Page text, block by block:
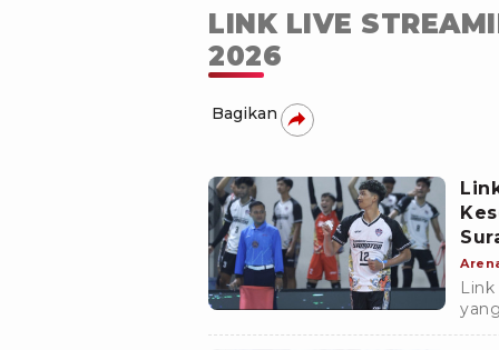
LINK LIVE
2026
Bagikan